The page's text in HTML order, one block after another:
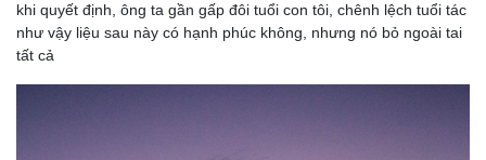
khi quyết định, ông ta gần gấp đôi tuổi con tôi, chênh lệch tuổi tác
như vậy liệu sau này có hạnh phúc không, nhưng nó bỏ ngoài tai
tất cả